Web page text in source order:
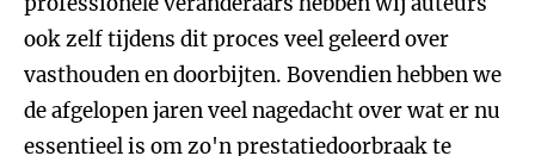
ook zelf tijdens dit proces veel geleerd over
vasthouden en doorbijten. Bovendien hebben we
de afgelopen jaren veel nagedacht over wat er nu
essentieel is om zo'n prestatiedoorbraak te